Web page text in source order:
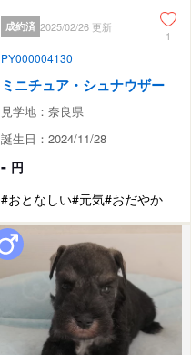
成約済 2025/02/26 更新
1
PY000004130
ミニチュア・シュナウザー
見学地：奈良県
誕生日：2024/11/28
- 円
#おとなしい#元気#おだやか